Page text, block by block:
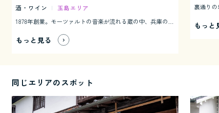
酒・ワイン |
玉島エリア
もっと見る
もっと
同じエリアのスポット